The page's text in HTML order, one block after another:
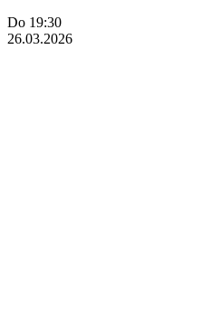
Do 19:30
26.03.2026